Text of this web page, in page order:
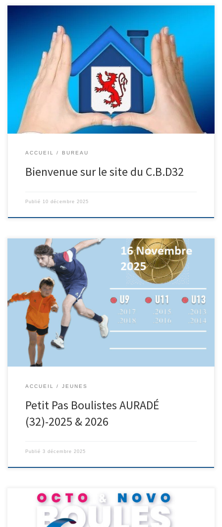
Bonjour à tous les visiteurs. Le C.B.D du Gers vous souhaite la
bienvenue. La communication dans notre discipline est
indispensable, aussi nous restons à votre écoute. Ce nouveau site
qui viens d’être élaboré en remplacement du précédant, est plus
agréable dans sa présentation. Il nous permet notamment de voir
des […]
ACCUEIL BUREAU
Bienvenue sur le site du C.B.D32
Publié 10 décembre 2025
Journée le 16 Novembre 2025 AURADÉ 32 Zone Nord Nicolas JULIA
n.julia@ffboules.fr Zone Sud Alexandre RABAUD
a.rabaud@ffboules.fr
ACCUEIL JEUNES
Petit Pas Boulistes AURADÉ
(32)-2025 & 2026
Publié 3 décembre 2025